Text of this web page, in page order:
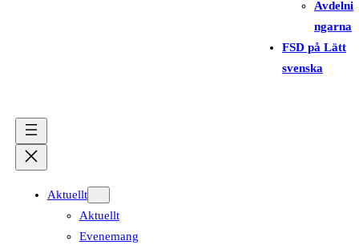
Avdelni
ngarna
FSD på Lätt
svenska
Aktuellt
Aktuellt
Evenemang